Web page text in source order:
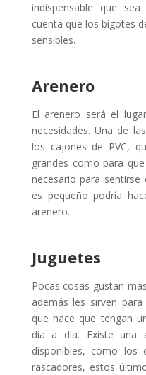
indispensable que
cuenta que los bigotes
sensibles.
Arenero
El arenero será el
necesidades. Una de
los cajones de PVC,
grandes como para
necesario para
es pequeño podría
arenero.
Juguetes
Pocas cosas gustan
además les sirven
que hace que tengan
día a día. Existe una
disponibles, como los
rascadores, estos